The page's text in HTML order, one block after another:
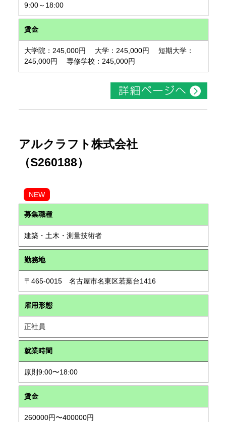
9:00～18:00
賃金
大学院：245,000円 大学：245,000円 短期大学：
245,000円 専修学校：245,000円
アルクラフト株式会社
（S260188）
NEW
募集職種
建築・土木・測量技術者
勤務地
〒465-0015 名古屋市名東区若葉台1416
雇用形態
正社員
就業時間
原則9:00〜18:00
賃金
260000円〜400000円